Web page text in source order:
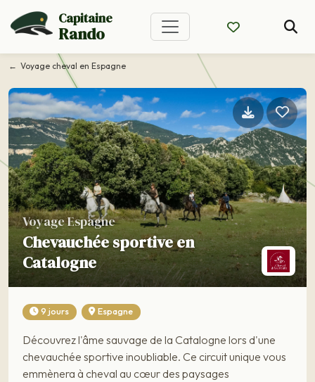
Capitaine
Rando
Voyage cheval en Espagne
Voyage Espagne
Chevauchée sportive en
Catalogne
9 jours Espagne
Découvrez l'âme sauvage de la Catalogne lors d'une
chevauchée sportive inoubliable. Ce circuit unique vous
emmènera à cheval au cœur des paysages